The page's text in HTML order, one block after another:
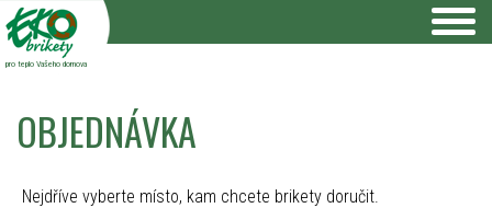
pro teplo Vašeho domova
OBJEDNÁVKA
Nejdříve vyberte místo, kam chcete brikety doručit.